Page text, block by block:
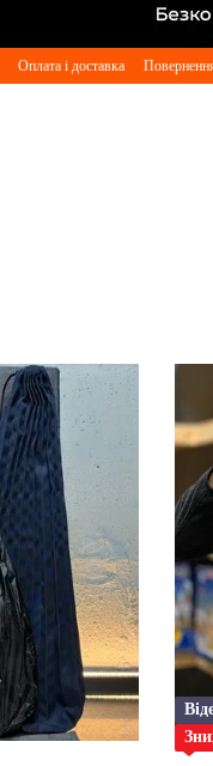
Оплата і доставка